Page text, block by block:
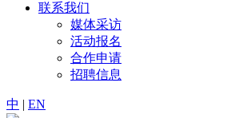
联系我们
媒体采访
活动报名
合作申请
招聘信息
中 | EN